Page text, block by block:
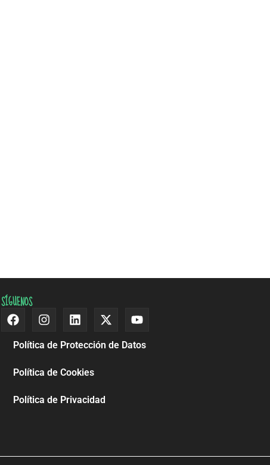
SÍGUENOS
FacebookInstagramLinkedin
X-
twitter
Youtube
Política de Protección de Datos
Política de Cookies
Política de Privacidad